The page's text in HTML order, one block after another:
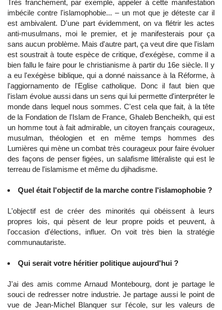
Très franchement, par exemple, appeler à cette manifestation
imbécile contre l'islamophobie... – un mot que je déteste car il
est ambivalent. D'une part évidemment, on va flétrir les actes
anti-musulmans, moi le premier, et je manifesterais pour ça
sans aucun problème. Mais d'autre part, ça veut dire que l'islam
est soustrait à toute espèce de critique, d'exégèse, comme il a
bien fallu le faire pour le christianisme à partir du 16e siècle. Il y
a eu l'exégèse biblique, qui a donné naissance à la Réforme, à
l'aggiornamento de l'Eglise catholique. Donc il faut bien que
l'islam évolue aussi dans un sens qui lui permette d'interpréter le
monde dans lequel nous sommes. C'est cela que fait, à la tête
de la Fondation de l'Islam de France, Ghaleb Bencheikh, qui est
un homme tout à fait admirable, un citoyen français courageux,
musulman, théologien et en même temps hommes des
Lumières qui mène un combat très courageux pour faire évoluer
des façons de penser figées, un salafisme littéraliste qui est le
terreau de l'islamisme et même du djihadisme.
Quel était l'objectif de la marche contre l'islamophobie ?
L'objectif est de créer des minorités qui obéissent à leurs
propres lois, qui pèsent de leur propre poids et peuvent, à
l'occasion d'élections, influer. On voit très bien la stratégie
communautariste.
Qui serait votre héritier politique aujourd'hui ?
J'ai des amis comme Arnaud Montebourg, dont je partage le
souci de redresser notre industrie. Je partage aussi le point de
vue de Jean-Michel Blanquer sur l'école, sur les valeurs de